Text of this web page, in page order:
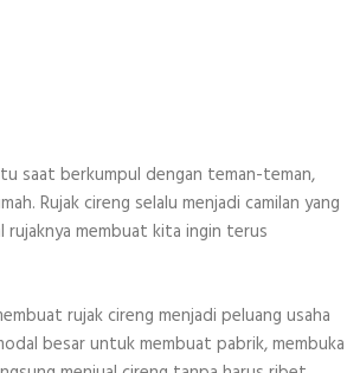
saat berkumpul dengan teman-teman,
Rujak cireng selalu menjadi camilan yang
rujaknya membuat kita ingin terus
rujak cireng menjadi peluang usaha
besar untuk membuat pabrik, membuka